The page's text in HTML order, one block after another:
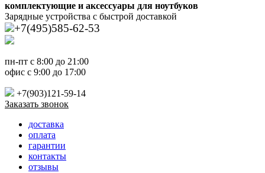
комплектующие и аксессуары для ноутбуков
Зарядные устройства с быстрой доставкой
+7(495)585-62-53
пн-пт с 8:00 до 21:00
офис с 9:00 до 17:00
+7(903)121-59-14
Заказать звонок
доставка
оплата
гарантии
контакты
отзывы